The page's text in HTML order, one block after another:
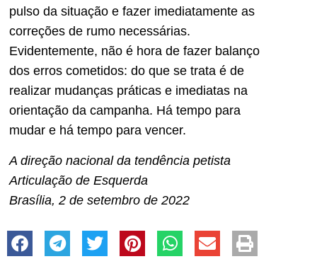
pulso da situação e fazer imediatamente as
correções de rumo necessárias.
Evidentemente, não é hora de fazer balanço
dos erros cometidos: do que se trata é de
realizar mudanças práticas e imediatas na
orientação da campanha. Há tempo para
mudar e há tempo para vencer.
A direção nacional da tendência petista
Articulação de Esquerda
Brasília, 2 de setembro de 2022